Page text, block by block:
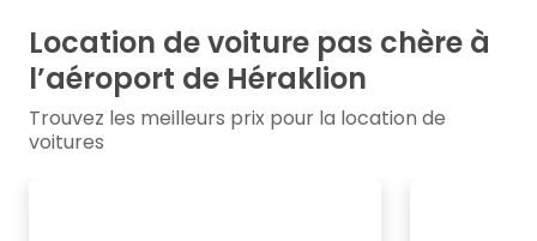
Location de voiture pas chère à
l’aéroport de Héraklion
Trouvez les meilleurs prix pour la location de
voitures